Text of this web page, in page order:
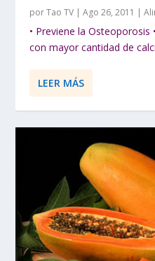
porTao TV |Ago 26, 2011 |
• Previene la Osteoporosis
con mayor cantidad de
LEER MÁS